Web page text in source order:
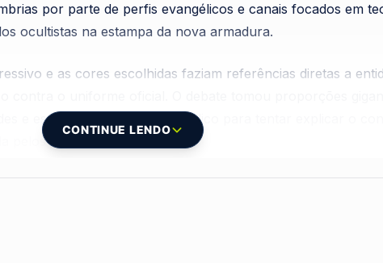
por parte de perfis evangélicos e canais focados em
ocultistas na estampa da nova armadura.
e as cores escolhidas faziam referências diretas a
e especialistas a virem a público para tentar explicar o
pelos jogadores do
de Futebol (CBF), a inspiração real para a textura da
conhecida por suas cores vibrantes que servem
CONTINUE LENDO